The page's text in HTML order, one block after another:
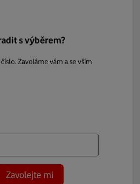
s výběrem?
Zavoláme vám a se vším
Zavolejte mi